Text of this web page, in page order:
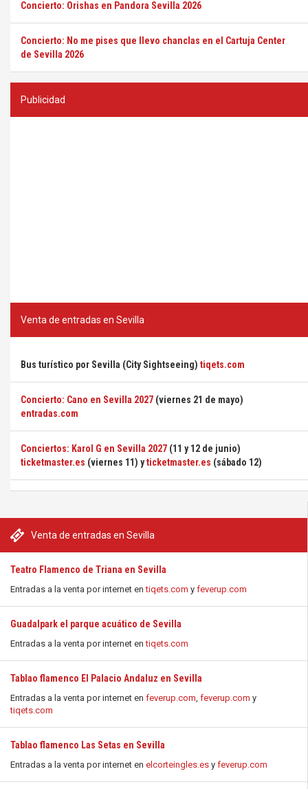
Venta de entradas en Sevilla
Teatro Flamenco de Triana en Sevilla
Entradas a la venta por internet entiqets.com y feverup.com
Guadalpark el parque acuático de Sevilla
Entradas a la venta por internet entiqets.com
Tablao flamenco El Palacio Andaluz en Sevilla
Entradas a la venta por internet en feverup.com, feverup.com y
tiqets.com
Tablao flamenco Las Setas en Sevilla
Entradas a la venta por internet en elcorteingles.es y feverup.com
Concierto: Orishas en Pandora Sevilla 2026
Concierto: No me pises que llevo chanclas en el Cartuja Center
de Sevilla 2026
Publicidad
Venta de entradas en Sevilla
Bus turístico por Sevilla (City Sightseeing) tiqets.com
Concierto: Cano en Sevilla 2027 (viernes 21 de mayo)
entradas.com
Conciertos: Karol G en Sevilla 2027 (11 y 12 de junio)
ticketmaster.es (viernes 11) yticketmaster.es (sábado 12)